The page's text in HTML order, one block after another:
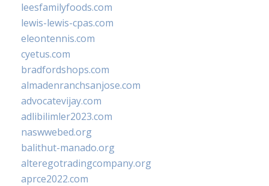
leesfamilyfoods.com
lewis-lewis-cpas.com
eleontennis.com
cyetus.com
bradfordshops.com
almadenranchsanjose.com
advocatevijay.com
adlibilimler2023.com
naswwebed.org
balithut-manado.org
alteregotradingcompany.org
aprce2022.com